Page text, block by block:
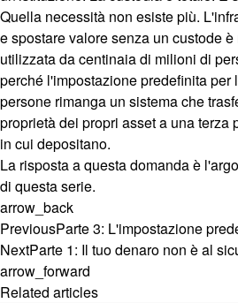
Quella necessità non esiste più.
e spostare valore senza un custode
utilizzata da centinaia di milioni di
perché l'impostazione predefinita per
persone rimanga un sistema che
proprietà dei propri asset a una terza
in cui depositano.
La risposta a questa domanda è
di questa serie.
arrow_back
PreviousParte 3: L'impostazione
NextParte 1: Il tuo denaro non è al
arrow_forward
Related articles